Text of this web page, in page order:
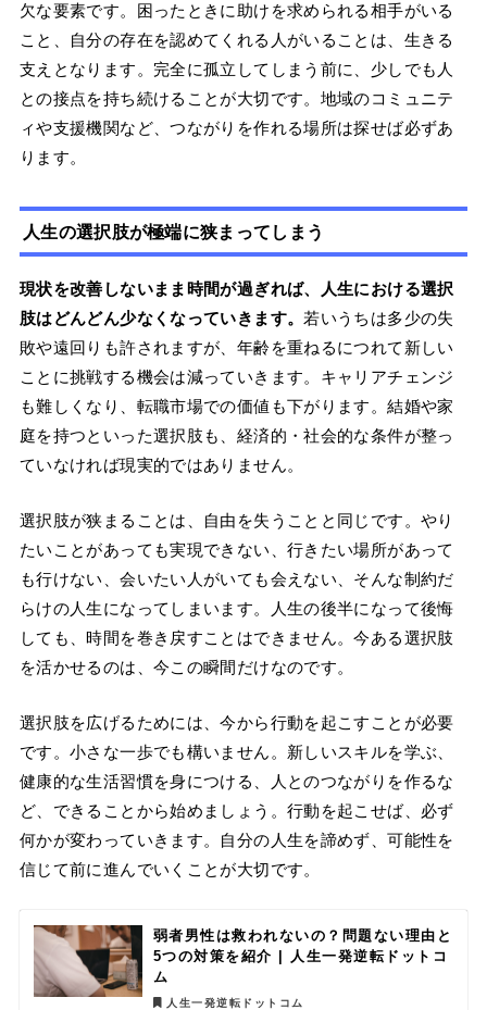
欠な要素です。困ったときに助けを求められる相手がいる
こと、自分の存在を認めてくれる人がいることは、生きる
支えとなります。完全に孤立してしまう前に、少しでも人
との接点を持ち続けることが大切です。地域のコミュニテ
ィや支援機関など、つながりを作れる場所は探せば必ずあ
ります。
人生の選択肢が極端に狭まってしまう
現状を改善しないまま時間が過ぎれば、人生における選択
肢はどんどん少なくなっていきます。 若いうちは多少の失
敗や遠回りも許されますが、年齢を重ねるにつれて新しい
ことに挑戦する機会は減っていきます。キャリアチェンジ
も難しくなり、転職市場での価値も下がります。結婚や家
庭を持つといった選択肢も、経済的・社会的な条件が整っ
ていなければ現実的ではありません。
選択肢が狭まることは、自由を失うことと同じです。やり
たいことがあっても実現できない、行きたい場所があって
も行けない、会いたい人がいても会えない、そんな制約だ
らけの人生になってしまいます。人生の後半になって後悔
しても、時間を巻き戻すことはできません。今ある選択肢
を活かせるのは、今この瞬間だけなのです。
選択肢を広げるためには、今から行動を起こすことが必要
です。小さな一歩でも構いません。新しいスキルを学ぶ、
健康的な生活習慣を身につける、人とのつながりを作るな
ど、できることから始めましょう。行動を起こせば、必ず
何かが変わっていきます。自分の人生を諦めず、可能性を
信じて前に進んでいくことが大切です。
弱者男性は救われないの？問題ない理由と
5つの対策を紹介 | 人生一発逆転ドットコ
ム
人生一発逆転ドットコム